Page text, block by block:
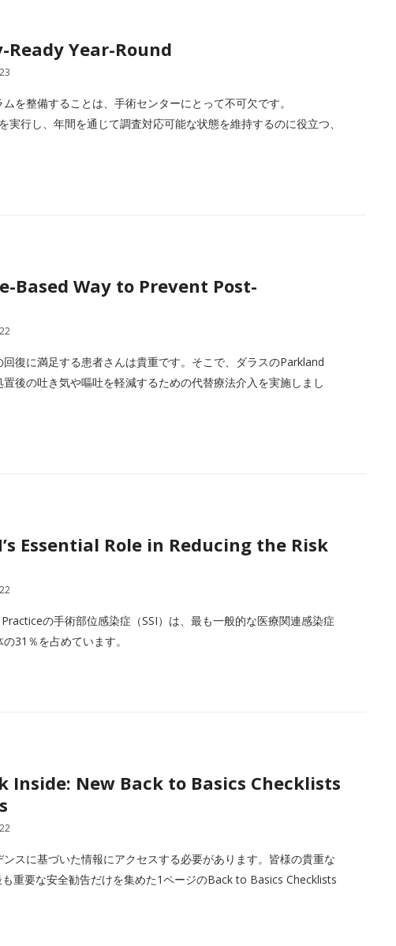
Ready Year-Round
を整備することは、手術センターにとって不可欠です。
行し、年間を通じて調査対応可能な状態を維持するのに役立つ、
Based Way to Prevent Post-
復に満足する患者さんは貴重です。そこで、ダラスのParkland
後の吐き気や嘔吐を軽減するための代替療法介入を実施しまし
Essential Role in Reducing the Risk
の手術部位感染症（SSI）は、最も一般的な医療関連感染症
31％を占めています。
Inside: New Back to Basics Checklists
スに基づいた情報にアクセスする必要があります。皆様の貴重な
重要な安全勧告だけを集めた1ページのBack to Basics Checklists